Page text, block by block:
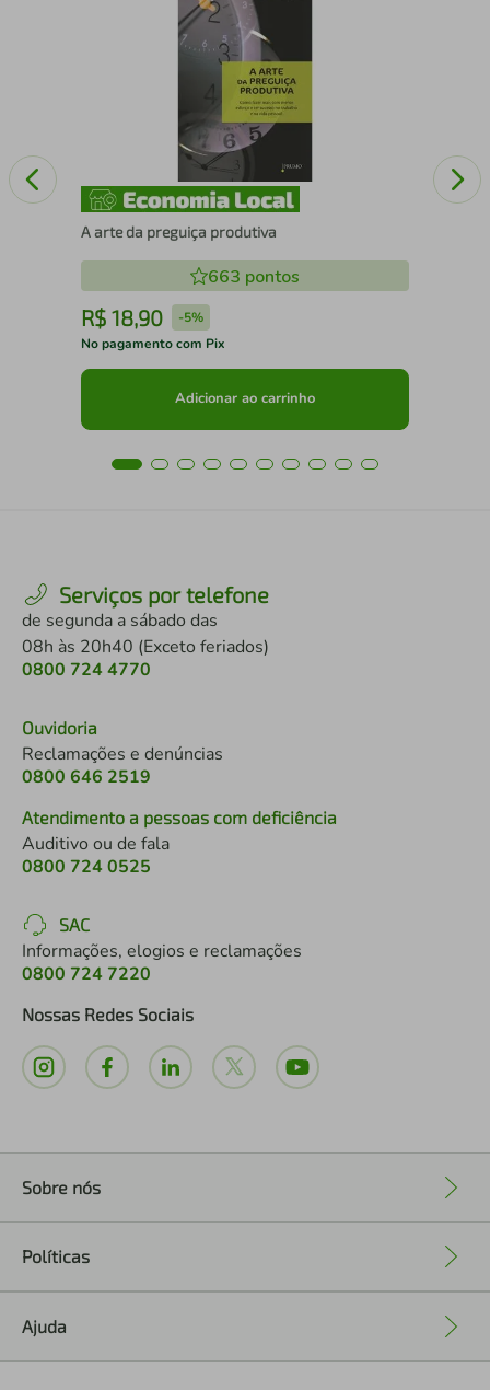
A arte da preguiça produtiva
663 pontos
R$ 18,90 -5%
No pagamento com Pix
Adicionar ao carrinho
Serviços por telefone
de segunda a sábado das
08h às 20h40 (Exceto feriados)
0800 724 4770
Ouvidoria
Reclamações e denúncias
0800 646 2519
Atendimento a pessoas com deficiência
Auditivo ou de fala
0800 724 0525
SAC
Informações, elogios e reclamações
0800 724 7220
Nossas Redes Sociais
Sobre nós
Políticas
Ajuda